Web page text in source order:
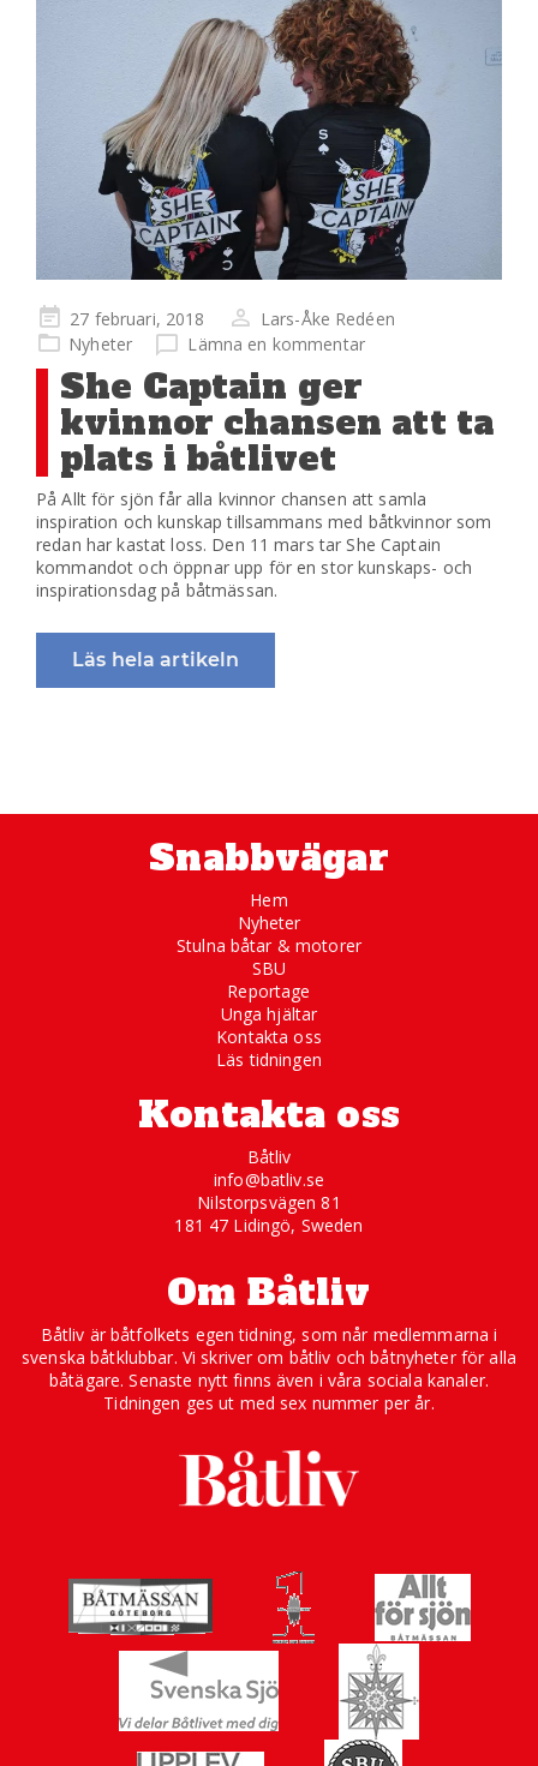
Publicerad
på
27 februari, 2018
Lars-Åke Redéen
Nyheter
Lämna en kommentar
She Captain ger
kvinnor chansen att ta
plats i båtlivet
På Allt för sjön får alla kvinnor chansen att samla
inspiration och kunskap tillsammans med båtkvinnor som
redan har kastat loss. Den 11 mars tar She Captain
kommandot och öppnar upp för en stor kunskaps- och
inspirationsdag på båtmässan.
Läs hela artikeln
Snabbvägar
Hem
Nyheter
Stulna båtar & motorer
SBU
Reportage
Unga hjältar
Kontakta oss
Läs tidningen
Kontakta oss
Båtliv
info@batliv.se
Nilstorpsvägen 81
181 47 Lidingö, Sweden
Om Båtliv
Båtliv är båtfolkets egen tidning, som når medlemmarna i
svenska båtklubbar. Vi skriver om båtliv och båtnyheter för alla
båtägare. Senaste nytt finns även i våra sociala kanaler.
Tidningen ges ut med sex nummer per år.